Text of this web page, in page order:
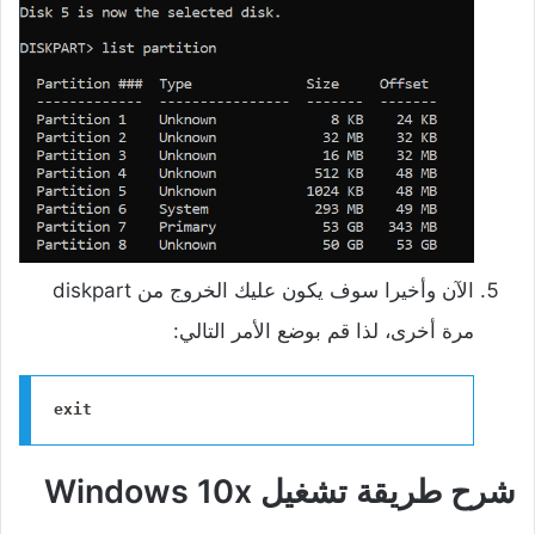
‌الآن وأخيرا سوف يكون عليك الخروج من diskpart
مرة أخرى، لذا قم بوضع الأمر التالي:
exit
شرح طريقة تشغيل Windows 10x